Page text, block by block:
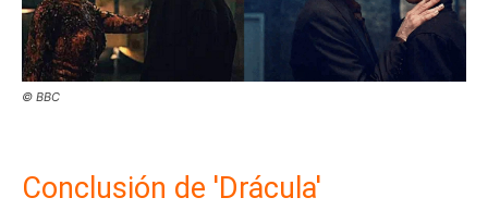
© BBC
Conclusión de 'Drácula'